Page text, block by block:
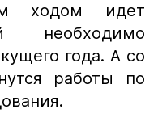
ходом идет
необходимо
года. А со
работы по